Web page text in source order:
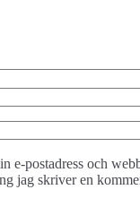
e-postadress och
jag skriver en